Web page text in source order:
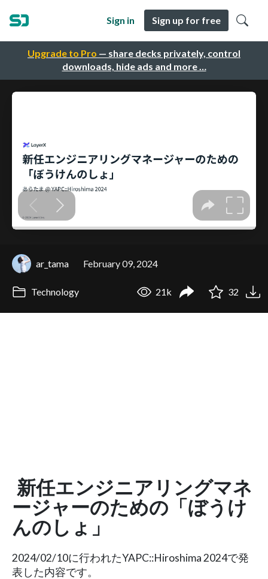
Upgrade to Pro — share decks privately, control
downloads, hide ads and more …
Sign in Sign up for free
ar_tama February 09, 2024
Technology 21k 32
新任エンジニアリングマネ
ージャーのための「ぼうけ
んのしょ」
2024/02/10に行われたYAPC::Hiroshima 2024で発
表した内容です。